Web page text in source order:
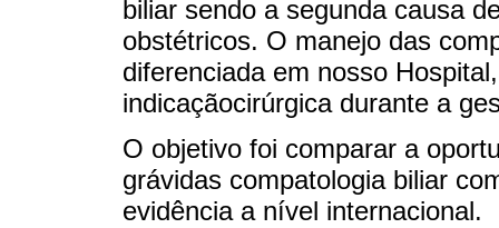
biliar sendo a segunda causa
obstétricos. O manejo das
diferenciada em nosso
indicaçãocirúrgica durante a
O objetivo foi comparar a
grávidas compatologia biliar
evidência a nível internacional.